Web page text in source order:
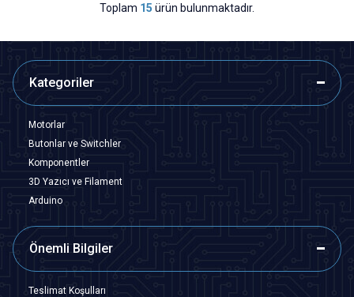
Toplam 15 ürün bulunmaktadır.
Kategoriler
Motorlar
Butonlar ve Switchler
Komponentler
3D Yazıcı ve Filament
Arduino
Önemli Bilgiler
Teslimat Koşulları